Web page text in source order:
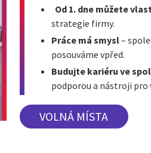
Od 1. dne můžete
strategie firmy.
Práce má smysl–
posouváme vpřed.
Budujte kariéru ve
podporou a nástroji pro
VOLNÁ MÍSTA